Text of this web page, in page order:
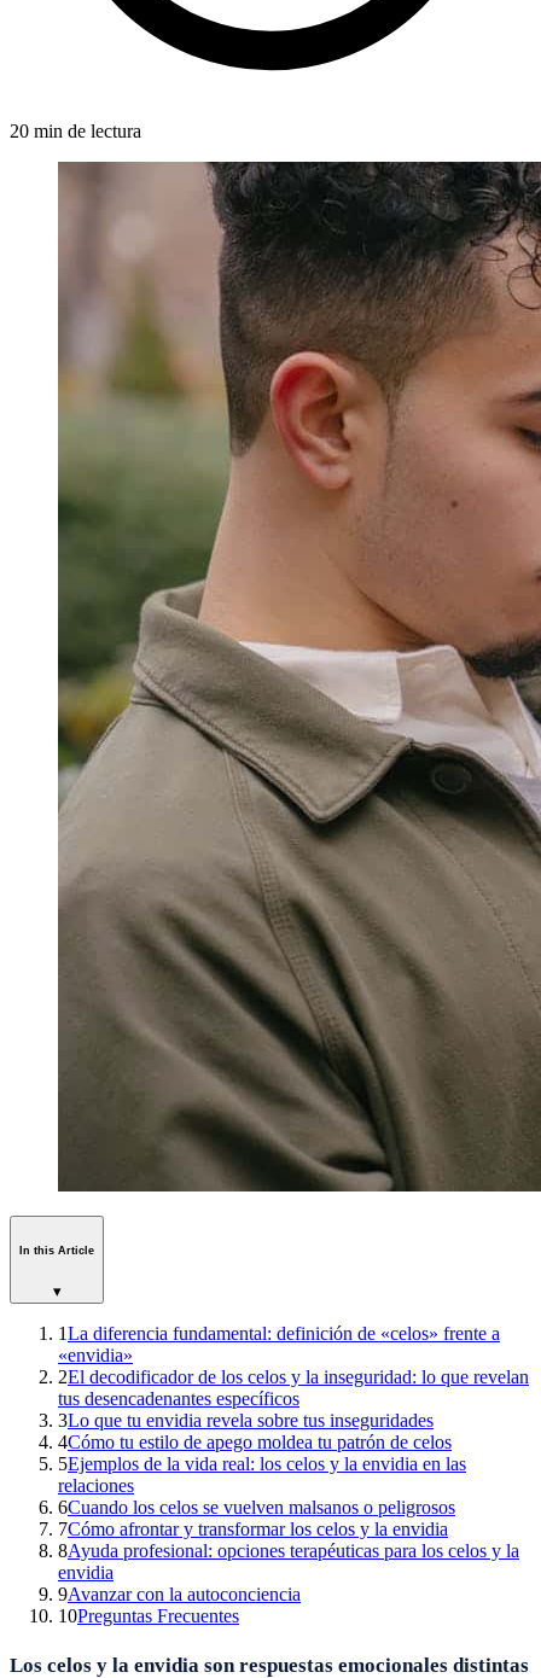
20 min de lectura
In this Article
▾
1La diferencia fundamental: definición de «celos» frente a
«envidia»
2El decodificador de los celos y la inseguridad: lo que revelan
tus desencadenantes específicos
3Lo que tu envidia revela sobre tus inseguridades
4Cómo tu estilo de apego moldea tu patrón de celos
5Ejemplos de la vida real: los celos y la envidia en las
relaciones
6Cuando los celos se vuelven malsanos o peligrosos
7Cómo afrontar y transformar los celos y la envidia
8Ayuda profesional: opciones terapéuticas para los celos y la
envidia
9Avanzar con la autoconciencia
10Preguntas Frecuentes
Los celos y la envidia son respuestas emocionales distintas